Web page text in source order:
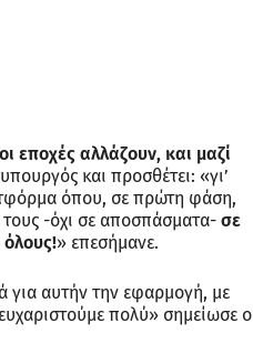
εποχές αλλάζουν, και μαζί
και προσθέτει: «γι’
όπου, σε πρώτη φάση,
τους -όχι σε αποσπάσματα- σε
» επεσήμανε.
για αυτήν την εφαρμογή, με
πολύ» σημείωσε ο